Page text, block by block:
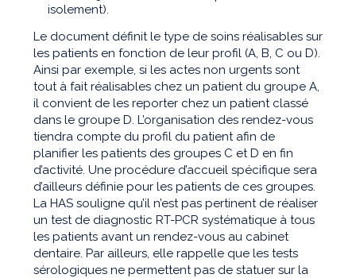
isolement).
Le document définit le type de soins réalisables sur
les patients en fonction de leur profil (A, B, C ou D).
Ainsi par exemple, si les actes non urgents sont
tout à fait réalisables chez un patient du groupe A,
il convient de les reporter chez un patient classé
dans le groupe D. L’organisation des rendez-vous
tiendra compte du profil du patient afin de
planifier les patients des groupes C et D en fin
d’activité. Une procédure d’accueil spécifique sera
d’ailleurs définie pour les patients de ces groupes.
La HAS souligne qu’il n’est pas pertinent de réaliser
un test de diagnostic RT-PCR systématique à tous
les patients avant un rendez-vous au cabinet
dentaire. Par ailleurs, elle rappelle que les tests
sérologiques ne permettent pas de statuer sur la